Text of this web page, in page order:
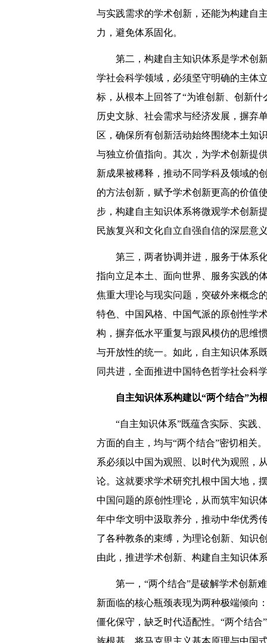
与实践需求的学术创新，还能为构建自
力，避免体系固化。
第二，构建自主知识体系是学术创
学社会科学领域，必须坚守明确的主体
标，从根本上回答了“为谁创新、创新
历史文脉、社会需求与经济发展，摒弃
区，确保所有创新活动始终围绕本土知
与独立价值指向。其次，为学术创新提
新成果被稀释，推动不同学科及领域的
的方法创新，赋予学术创新更高的价值
步，构建自主知识体系将微观学术创新
民族复兴和文化自立自强自信的深层意
第三，两者协调并进，服务于体系
指向立足本土、面向世界、服务实践的
焦重大理论与现实问题，突破外来概念
特色、中国风格、中国气派的原创性学
构，摒弃低水平重复与跟风模仿的思维
与开放性的统一。如此，自主知识体系
同共进，全面推进中国特色哲学社会科
自主知识体系构建以“两个结合”为
“自主知识体系”既蕴含实际、实践
方面的自主，均与“两个结合”密切相关
系必须以中国为观照、以时代为观照，
论。这就要求学术研究扎根中国大地，
中国问题的原创性理论，从而筑牢知识
年中华文明中汲取养分，推动中华优秀
了各种教条的束缚，为理论创新、知识
由此，推进学术创新、构建自主知识体
第一，“两个结合”是破解学术创新
新面临的核心瓶颈表现为两种极端倾向
僵化保守，缺乏时代适配性。“两个结
族根基。将马克思主义基本原理与中国